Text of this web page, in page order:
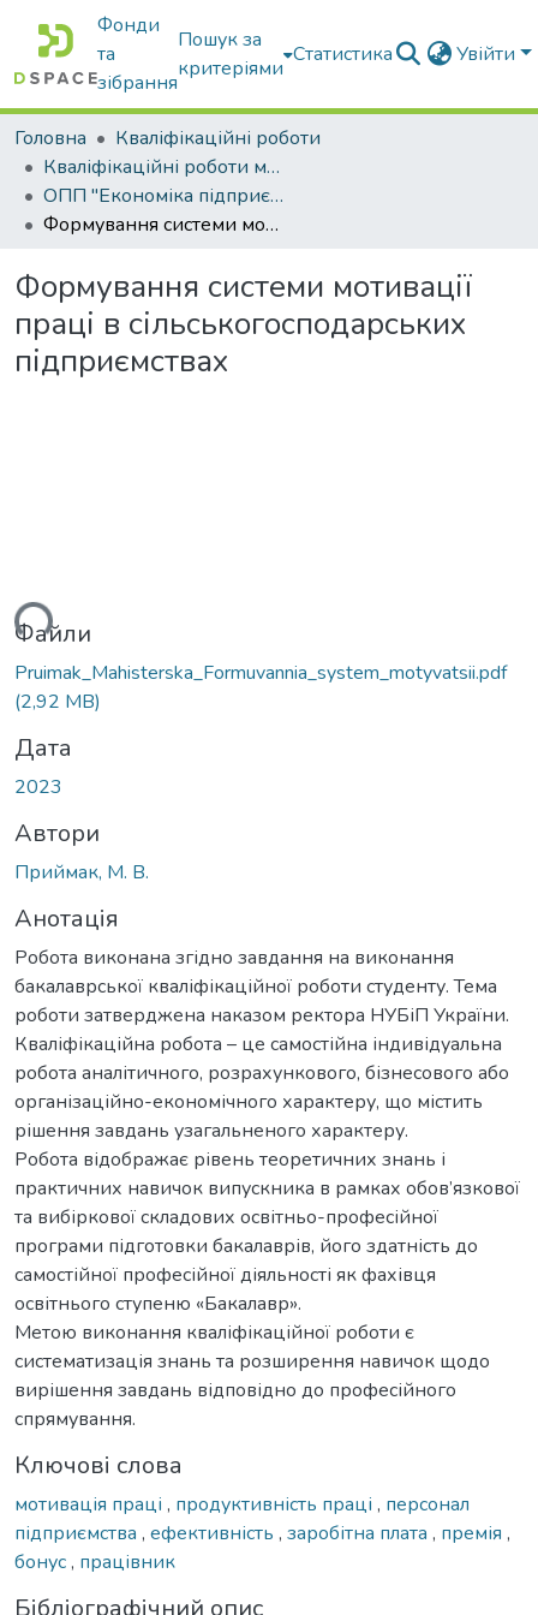
Фонди
та
зібрання
Пошук за
критеріями
Статистика Увійти
Головна
Кваліфікаційні роботи
Кваліфікаційні роботи магістрів
ОПП "Економіка підприємства"
Формування системи мотивації праці в сільськогосподарських підприємствах
Формування системи мотивації
праці в сільськогосподарських
підприємствах
Файли
Pruimak_Mahisterska_Formuvannia_system_motyvatsii.pdf
(2,92 MB)
Дата
2023
Автори
Приймак, М. В.
Анотація
Робота виконана згідно завдання на виконання
бакалаврської кваліфікаційної роботи студенту. Тема
роботи затверджена наказом ректора НУБіП України.
Кваліфікаційна робота – це самостійна індивідуальна
робота аналітичного, розрахункового, бізнесового або
організаційно-економічного характеру, що містить
рішення завдань узагальненого характеру.
Робота відображає рівень теоретичних знань і
практичних навичок випускника в рамках обов’язкової
та вибіркової складових освітньо-професійної
програми підготовки бакалаврів, його здатність до
самостійної професійної діяльності як фахівця
освітнього ступеню «Бакалавр».
Метою виконання кваліфікаційної роботи є
систематизація знань та розширення навичок щодо
вирішення завдань відповідно до професійного
спрямування.
Ключові слова
мотивація праці , продуктивність праці , персонал
підприємства , ефективність , заробітна плата , премія ,
бонус, працівник
Бібліографічний опис